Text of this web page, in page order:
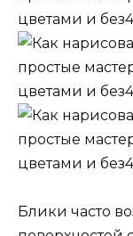
Блики часто